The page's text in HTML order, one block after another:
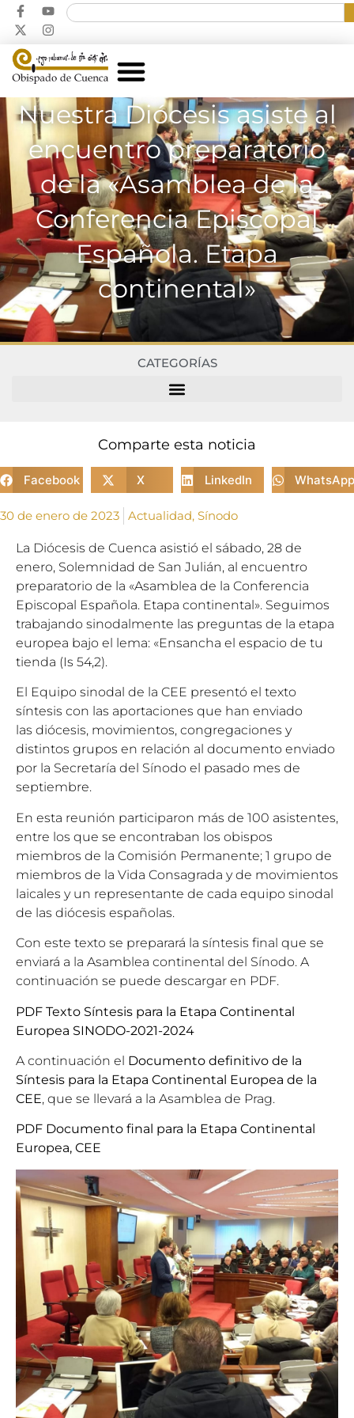
Nuestra Diócesis asiste al
encuentro preparatorio
de la «Asamblea de la
Conferencia Episcopal
Española. Etapa
continental»
CATEGORÍAS
Comparte esta noticia
Facebook X LinkedIn WhatsApp
30 de enero de 2023 Actualidad, Sínodo
La Diócesis de Cuenca asistió el sábado, 28 de
enero, Solemnidad de San Julián, al encuentro
preparatorio de la «Asamblea de la Conferencia
Episcopal Española. Etapa continental». Seguimos
trabajando sinodalmente las preguntas de la etapa
europea bajo el lema: «Ensancha el espacio de tu
tienda (Is 54,2).
El Equipo sinodal de la CEE presentó el texto
síntesis con las aportaciones que han enviado
las diócesis, movimientos, congregaciones y
distintos grupos en relación al documento enviado
por la Secretaría del Sínodo el pasado mes de
septiembre.
En esta reunión participaron más de 100 asistentes,
entre los que se encontraban los obispos
miembros de la Comisión Permanente; 1 grupo de
miembros de la Vida Consagrada y de movimientos
laicales y un representante de cada equipo sinodal
de las diócesis españolas.
Con este texto se preparará la síntesis final que se
enviará a la Asamblea continental del Sínodo. A
continuación se puede descargar en PDF.
PDF Texto Síntesis para la Etapa Continental
Europea SINODO-2021-2024
A continuación el Documento definitivo de la
Síntesis para la Etapa Continental Europea de la
CEE, que se llevará a la Asamblea de Prag.
PDF Documento final para la Etapa Continental
Europea, CEE